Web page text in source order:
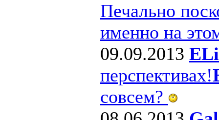
Печально
именно на
09.09.2013 ELi
перспективах!
совсем?